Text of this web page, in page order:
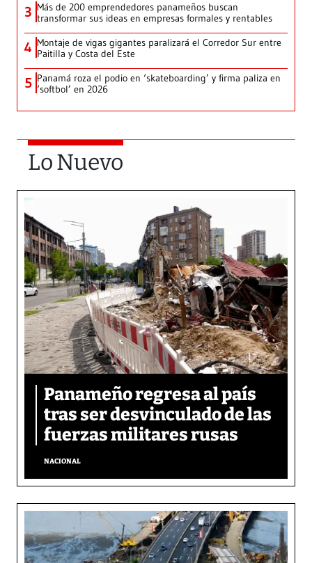
3 Más de 200 emprendedores panameños buscan
transformar sus ideas en empresas formales y rentables
4 Montaje de vigas gigantes paralizará el Corredor Sur entre
Paitilla y Costa del Este
5 Panamá roza el podio en ‘skateboarding’ y firma paliza en
‘softbol’ en 2026
Lo Nuevo
Panameño regresa al país
tras ser desvinculado de las
fuerzas militares rusas
NACIONAL